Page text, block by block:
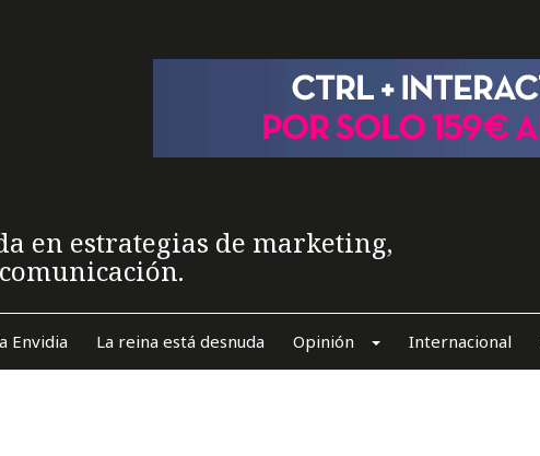
en estrategias de marketing,
Envidia La reina está desnuda Opinión Internacional